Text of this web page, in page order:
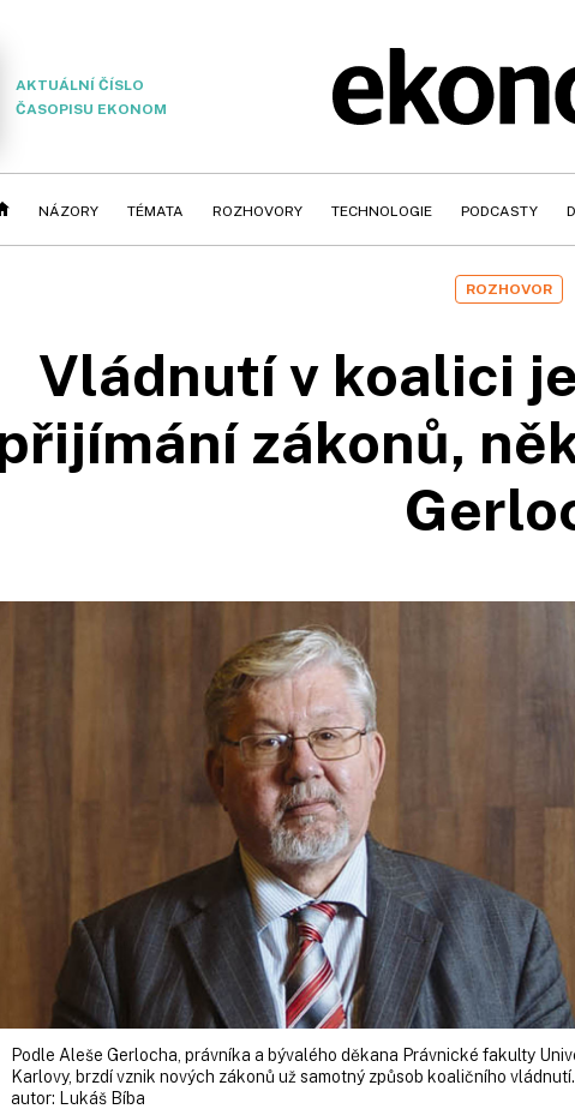
AKTUÁLNÍ ČÍSLO
ČASOPISU EKONOM
NÁZORY TÉMATA ROZHOVORY TECHNOLOGIE PODCASTY
ROZHOVOR
Vládnutí v koalici
zákonů,
Podle Aleše Gerlocha, právníka a bývalého děkana Právnické fakulty
Karlovy, brzdí vznik nových zákonů už samotný způsob koaličního vládnutí.
autor: Lukáš Bíba